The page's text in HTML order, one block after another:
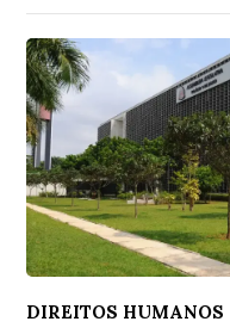
DIREITOS HUMANOS